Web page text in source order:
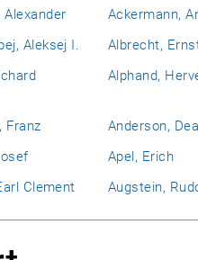
Alexander Ackermann,
Aleksej I. Albrecht,
Alphand,
Franz Anderson,
Apel, Erich
Clement Augstein,